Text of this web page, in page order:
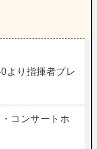
より指揮者プレ
コンサートホ